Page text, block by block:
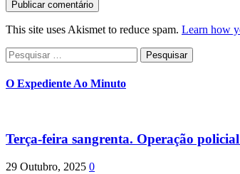
This site uses Akismet to reduce spam. Learn how
Pesquisar
por:
O Expediente Ao Minuto
Terça-feira sangrenta. Operação
29 Outubro, 2025 0